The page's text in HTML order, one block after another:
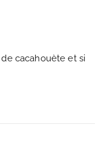
cacahouète et si